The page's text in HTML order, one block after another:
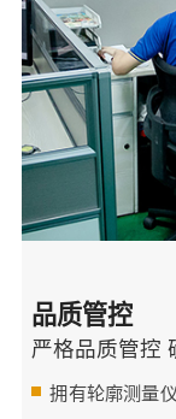
品质管控
严格品质管控
拥有轮廓测量